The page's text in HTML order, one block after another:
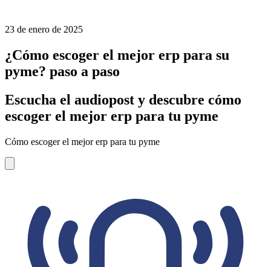
23 de enero de 2025
¿Cómo escoger el mejor erp para su
pyme? paso a paso
Escucha el audiopost y descubre cómo
escoger el mejor erp para tu pyme
Cómo escoger el mejor erp para tu pyme